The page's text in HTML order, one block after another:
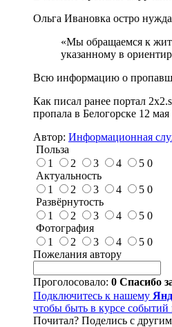
Ольга Ивановка остро
«Мы обращаемся к
указанному в
Всю информацию о
Как писал ранее портал
пропала в Белогорске 12 мая
Автор: Информационная
Польза
1
2 3 4 5 0
Актуальность
1
2 3 4 5 0
Развёрнутость
1
2 3 4 5 0
Фотография
1
2 3 4 5 0
Пожелания автору
Проголосовало: 0 Спасибо
Подключитесь к нашему
чтобы быть в курсе
Почитал? Поделись с